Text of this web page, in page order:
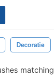
Decoratie
matching